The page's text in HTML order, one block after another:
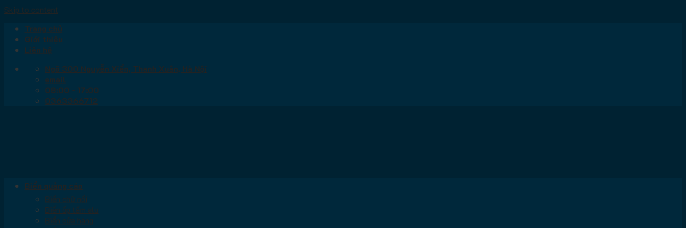
Skip to content
Trang chủ
Giới thiệu
Liên hệ
Ngõ 300 Nguyễn Xiển, Thanh Xuân, Hà Nội
email
08:00 - 17:00
0363366712
Biển quảng cáo
Biển chữ nổi
Biển ốp tấm alu
Biển cửa hàng